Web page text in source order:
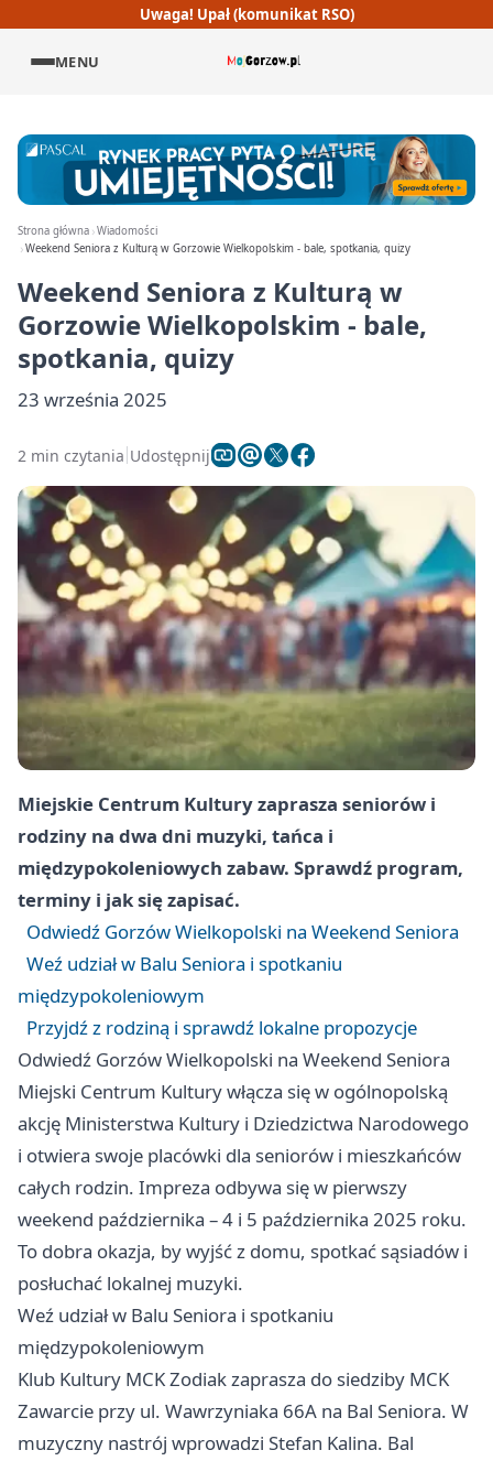
Uwaga! Upał (komunikat RSO)
MENU
Strona główna Wiadomości
Weekend Seniora z Kulturą w Gorzowie Wielkopolskim - bale, spotkania, quizy
Weekend Seniora z Kulturą w
Gorzowie Wielkopolskim - bale,
spotkania, quizy
23 września 2025
2 min czytania Udostępnij
Miejskie Centrum Kultury zaprasza seniorów i
rodziny na dwa dni muzyki, tańca i
międzypokoleniowych zabaw. Sprawdź program,
terminy i jak się zapisać.
Odwiedź Gorzów Wielkopolski na Weekend Seniora
Weź udział w Balu Seniora i spotkaniu
międzypokoleniowym
Przyjdź z rodziną i sprawdź lokalne propozycje
Odwiedź Gorzów Wielkopolski na Weekend Seniora
Miejski Centrum Kultury włącza się w ogólnopolską
akcję Ministerstwa Kultury i Dziedzictwa Narodowego
i otwiera swoje placówki dla seniorów i mieszkańców
całych rodzin. Impreza odbywa się w pierwszy
weekend października – 4 i 5 października 2025 roku.
To dobra okazja, by wyjść z domu, spotkać sąsiadów i
posłuchać lokalnej muzyki.
Weź udział w Balu Seniora i spotkaniu
międzypokoleniowym
Klub Kultury MCK Zodiak zaprasza do siedziby MCK
Zawarcie przy ul. Wawrzyniaka 66A na Bal Seniora. W
muzyczny nastrój wprowadzi Stefan Kalina. Bal